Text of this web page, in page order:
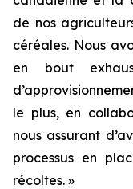
de nos
céréales. Nous
en bout
le plus, en
nous assurant
processus en
récoltes. »